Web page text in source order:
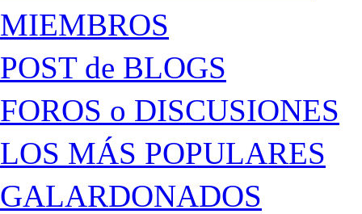
MIEMBROS
POST de BLOGS
FOROS o DISCUSIONES
LOS MÁS POPULARES
GALARDONADOS